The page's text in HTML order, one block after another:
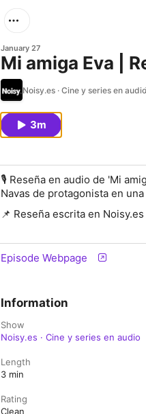
January 27
Mi amiga Eva |
Noisy.es · Cine y series en audio
3m
🎙️ Reseña en audio de 'Mi
Navas de protagonista en
📌 Reseña escrita en Noisy.es
Episode Webpage
Information
Show
Noisy.es · Cine y series en audio
Length
3 min
Rating
Clean